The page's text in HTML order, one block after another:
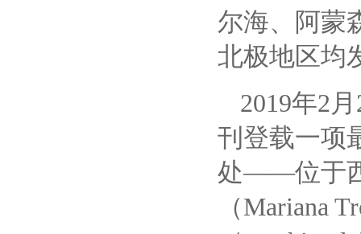
尔海、阿蒙
北极地区均
2019年2
刊登载一项
处——位于西
（Mariana